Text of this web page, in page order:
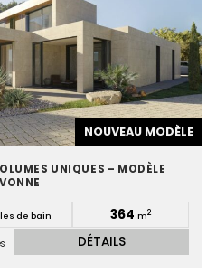
NOUVEAU MODÈLE
UNIQUES – MODÈLE
de bain 364 m2
DÉTAILS